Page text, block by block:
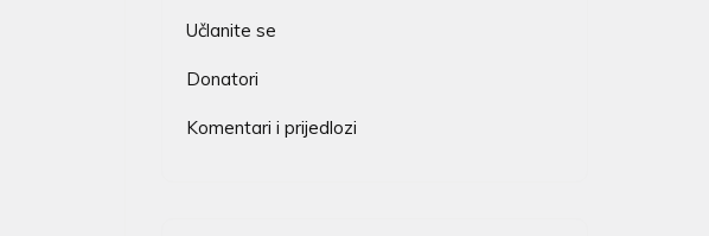
Učlanite se
Donatori
Komentari i prijedlozi